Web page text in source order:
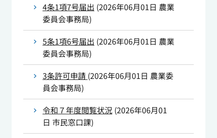
4条1項7号届出 (2026年06月01日 農業
委員会事務局)
5条1項6号届出 (2026年06月01日 農業
委員会事務局)
3条許可申請 (2026年06月01日 農業委
員会事務局)
令和７年度閲覧状況(2026年06月01
日 市民窓口課)